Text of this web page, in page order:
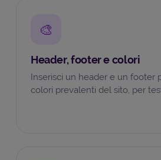
🎨
Header, footer e colori
Inserisci un header e un footer
colori prevalenti del sito, per